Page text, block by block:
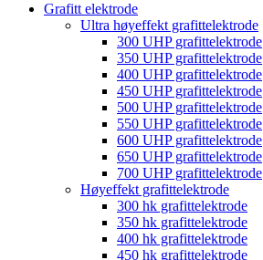
Grafitt elektrode
Ultra høyeffekt grafittelektrode
300 UHP grafittelektrode
350 UHP grafittelektrode
400 UHP grafittelektrode
450 UHP grafittelektrode
500 UHP grafittelektrode
550 UHP grafittelektrode
600 UHP grafittelektrode
650 UHP grafittelektrode
700 UHP grafittelektrode
Høyeffekt grafittelektrode
300 hk grafittelektrode
350 hk grafittelektrode
400 hk grafittelektrode
450 hk grafittelektrode